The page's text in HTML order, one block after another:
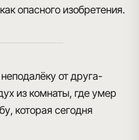
опасного изобретения.
от друга-
из комнаты, где умер
которая сегодня